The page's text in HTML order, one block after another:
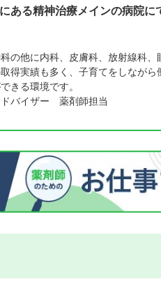
ある精神治療メインの病院
の他に内科、皮膚科、放射線科、
得実績も多く、子育てをしなが
きる環境です。
ドバイザー 薬剤師担当